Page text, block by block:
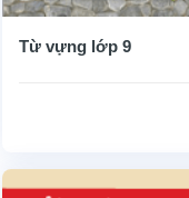
Từ vựng lớp 9